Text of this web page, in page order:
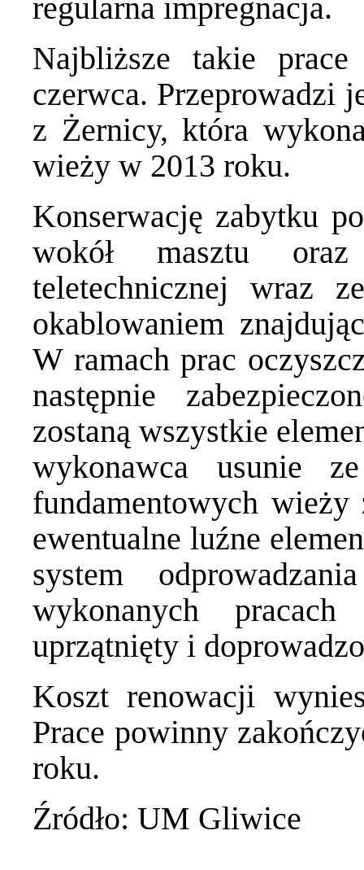
regularna impregnacja.
Najbliższe takie
czerwca. Przeprowadzi
z Żernicy, która
wieży w 2013 roku.
Konserwację zabytku
wokół masztu
teletechnicznej wraz
okablowaniem
W ramach prac
następnie
zostaną wszystkie
wykonawca usunie
fundamentowych wieży
ewentualne luźne
system
wykonanych
uprzątnięty i
Koszt renowacji
Prace powinny
roku.
Źródło: UM Gliwice